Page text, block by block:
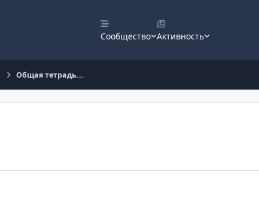
Сообщество Активность
Общая тетрадь...